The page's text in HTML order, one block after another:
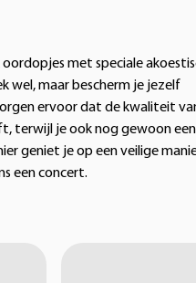
met speciale
wel, maar bescherm je jezelf
ervoor dat de kwaliteit
terwijl je ook nog gewoon een
geniet je op een veilige
een concert.